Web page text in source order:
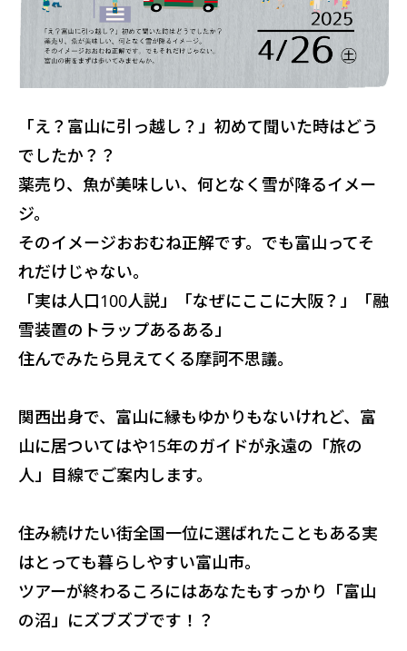
「え？富山に引っ越し？」初めて聞いた時はどう
でしたか？？
薬売り、魚が美味しい、何となく雪が降るイメー
ジ。
そのイメージおおむね正解です。でも富山ってそ
れだけじゃない。
「実は人口100人説」「なぜにここに大阪？」「融
雪装置のトラップあるある」
住んでみたら見えてくる摩訶不思議。
関西出身で、富山に縁もゆかりもないけれど、富
山に居ついてはや15年のガイドが永遠の「旅の
人」目線でご案内します。
住み続けたい街全国一位に選ばれたこともある実
はとっても暮らしやすい富山市。
ツアーが終わるころにはあなたもすっかり「富山
の沼」にズブズブです！？